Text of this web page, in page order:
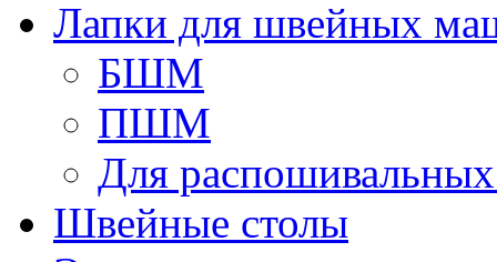
Лапки для швейных
БШМ
ПШМ
Для
Швейные столы